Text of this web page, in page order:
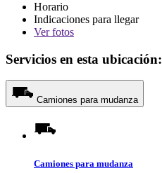
Horario
Indicaciones para llegar
Verfotos
Servicios en esta ubicación:
Camiones para mudanza
Camiones para mudanza